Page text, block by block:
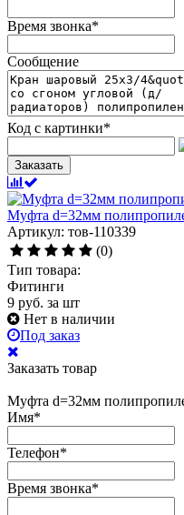
Время звонка*
Сообщение
Код с картинки*
Заказать
Муфта d=32мм
Артикул: тов-110339
(0)
Тип товара:
Фитинги
9 руб. за шт
Нет в наличии
Под заказ
Заказать товар
Муфта d=32мм
Имя*
Телефон*
Время звонка*